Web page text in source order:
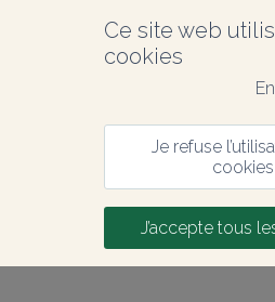
Ce site web
cookies
Je refuse
cookies
J’accepte tous